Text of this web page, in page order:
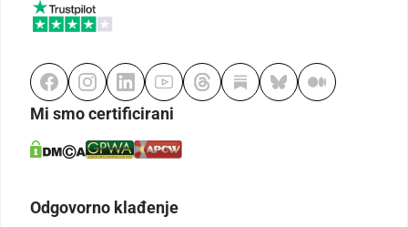
Mi smo certificirani
Odgovorno klađenje